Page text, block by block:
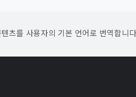
츠를 사용자의 기본 언어로 번역합니